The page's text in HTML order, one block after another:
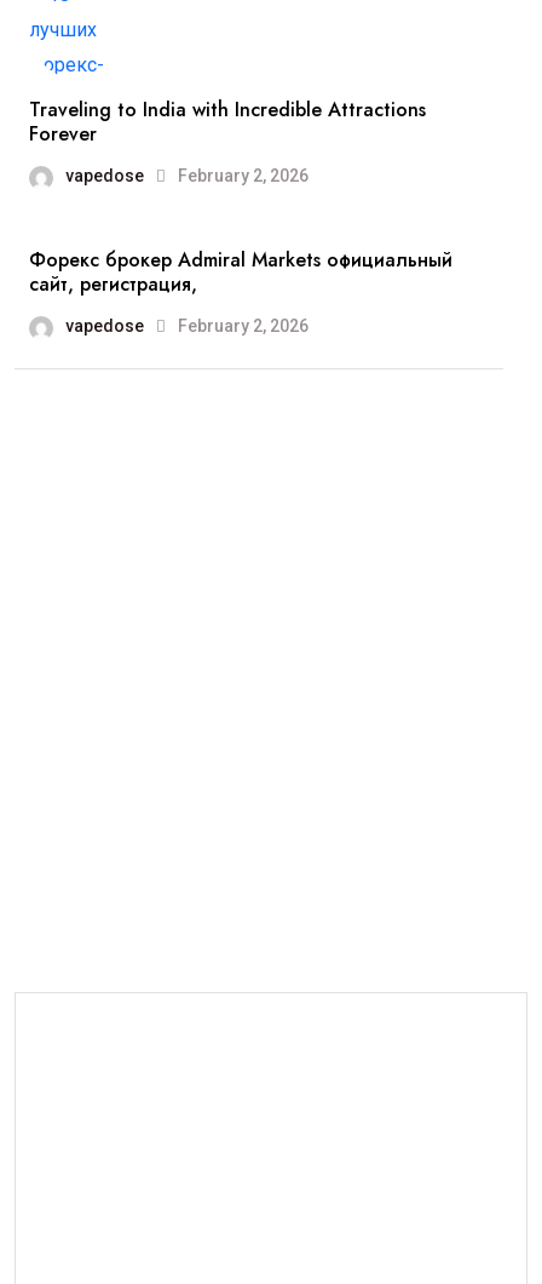
Traveling to India with Incredible Attractions
Forever
vapedose February 2, 2026
Форекс брокер Admiral Markets официальный
сайт, регистрация,
vapedose February 2, 2026